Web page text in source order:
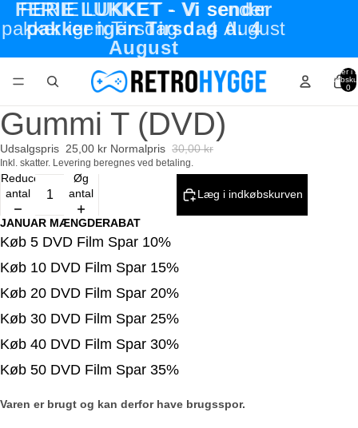
FERIE LUKKET - Vi sender
pakker igen Tirsdag d. 4
August
FERIE LUKKET - Vi sender
pakker igen Tirsdag d. 4 August
Varer i
0
Gummi T (DVD)
Udsalgspris 25,00 kr Normalpris 30,00 kr
Inkl. skatter. Levering beregnes ved betaling.
Reducer
antal
Øg
antal
Læg i indkøbskurven
JANUAR MÆNGDERABAT
Køb 5 DVD Film Spar 10%
Køb 10 DVD Film Spar 15%
Køb 20 DVD Film Spar 20%
Køb 30 DVD Film Spar 25%
Køb 40 DVD Film Spar 30%
Køb 50 DVD Film Spar 35%
Varen er brugt og kan derfor have brugsspor.